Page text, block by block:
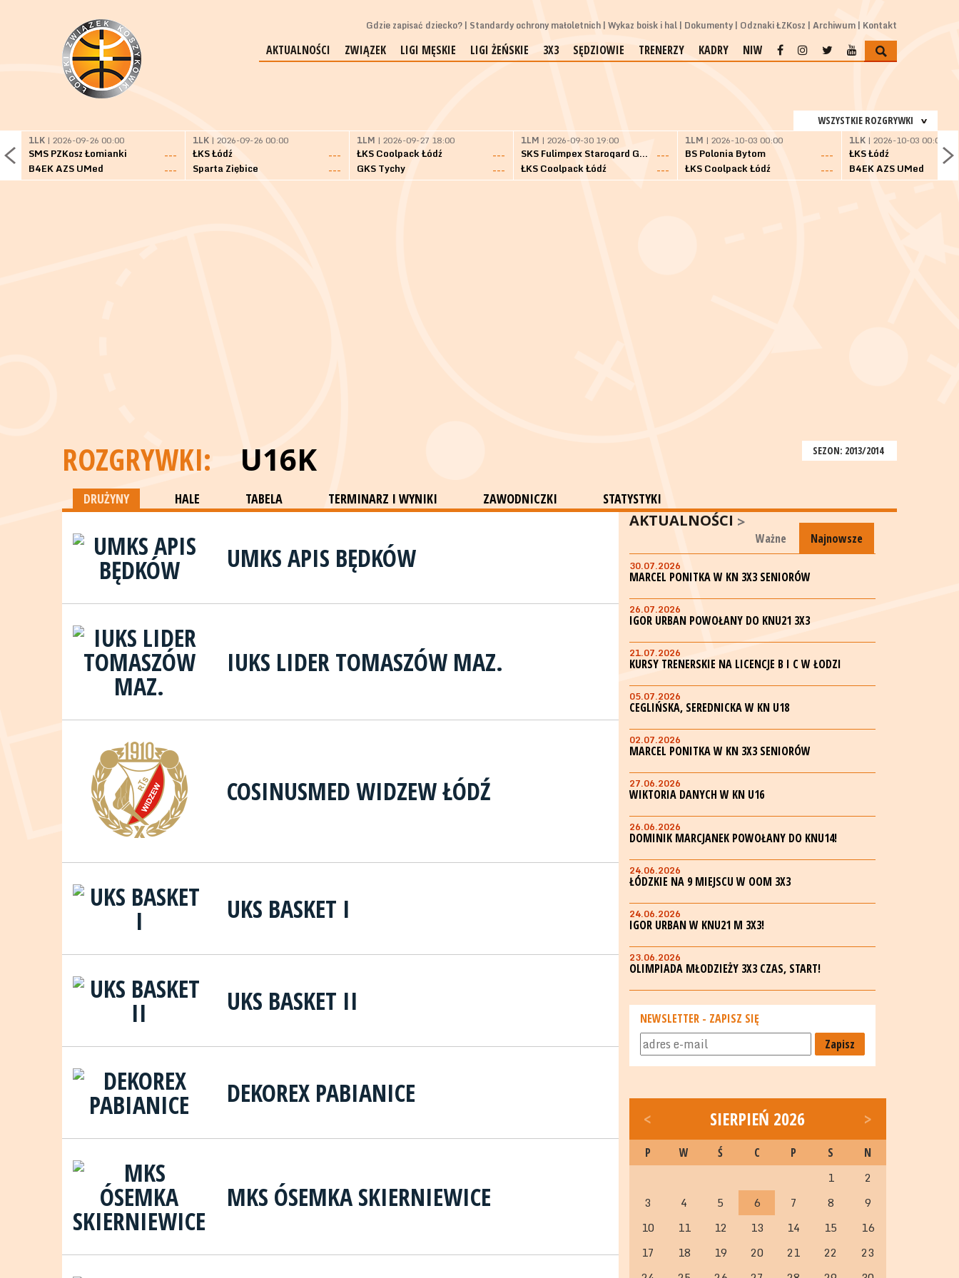
Gdzie zapisać dziecko? Standardy ochrony małoletnich Wykaz boisk i hal Dokumenty Odznaki ŁZKosz Archiwum Kontakt
AKTUALNOŚCI ZWIĄZEK LIGI MĘSKIE LIGI ŻEŃSKIE 3X3 SĘDZIOWIE TRENERZY KADRY NIW
WSZYSTKIE ROZGRYWKI
1LK | 2026-09-26 00:00
SMS PZKosz Łomianki
---
B4EK AZS UMed
---
1LK | 2026-09-26 00:00
ŁKS Łódź
---
Sparta Ziębice
---
1LM | 2026-09-27 18:00
ŁKS Coolpack Łódź
---
GKS Tychy
---
1LM | 2026-09-30 19:00
SKS Fulimpex Starogard Gdański
---
ŁKS Coolpack Łódź
---
1LM | 2026-10-03 00:00
BS Polonia Bytom
---
ŁKS Coolpack Łódź
---
1LK | 2026-10-03 00:00
ŁKS Łódź
B4EK AZS UMed
SEZON: 2013/2014
ROZGRYWKI: U16K
DRUŻYNY HALE TABELA TERMINARZ I WYNIKI ZAWODNICZKI STATYSTYKI
UMKS APIS BĘDKÓW
IUKS LIDER TOMASZÓW MAZ.
COSINUSMED WIDZEW ŁÓDŹ
UKS BASKET I
UKS BASKET II
DEKOREX PABIANICE
MKS ÓSEMKA SKIERNIEWICE
AKTUALNOŚCI
Najnowsze
Ważne
30.07.2026
MARCEL PONITKA W KN 3X3 SENIORÓW
26.07.2026
IGOR URBAN POWOŁANY DO KNU21 3X3
21.07.2026
KURSY TRENERSKIE NA LICENCJE B I C W ŁODZI
05.07.2026
CEGLIŃSKA, SEREDNICKA W KN U18
02.07.2026
MARCEL PONITKA W KN 3X3 SENIORÓW
27.06.2026
WIKTORIA DANYCH W KN U16
26.06.2026
DOMINIK MARCJANEK POWOŁANY DO KNU14!
24.06.2026
ŁÓDZKIE NA 9 MIEJSCU W OOM 3X3
24.06.2026
IGOR URBAN W KNU21 M 3X3!
23.06.2026
OLIMPIADA MŁODZIEŻY 3X3 CZAS, START!
NEWSLETTER - ZAPISZ SIĘ
Zapisz
< SIERPIEŃ 2026 >
P W Ś C P S N
1
2
3
4 5 6 7 8
9
10
11 12 13 14 15
16
17
18 19 20 21 22
23